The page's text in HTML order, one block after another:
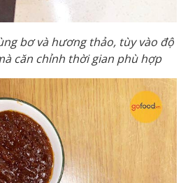
bơ và hương thảo, tùy vào độ
căn chỉnh thời gian phù hợp